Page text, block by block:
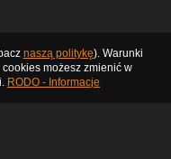
naszą politykę). Warunki
możesz zmienić w
RODO - Informacje